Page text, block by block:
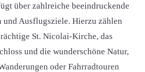
über zahlreiche beeindruckende
und Ausflugsziele. Hierzu zählen
St. Nicolai-Kirche, das
und die wunderschöne Natur,
oder Fahrradtouren